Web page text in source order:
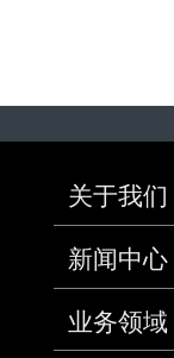
关于我们
新闻中心
业务领域